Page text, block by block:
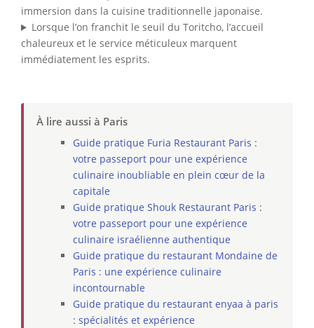
immersion dans la cuisine traditionnelle japonaise.
Lorsque l’on franchit le seuil du Toritcho, l’accueil
chaleureux et le service méticuleux marquent
immédiatement les esprits.
À lire aussi à Paris
Guide pratique Furia Restaurant Paris :
votre passeport pour une expérience
culinaire inoubliable en plein cœur de la
capitale
Guide pratique Shouk Restaurant Paris :
votre passeport pour une expérience
culinaire israélienne authentique
Guide pratique du restaurant Mondaine de
Paris : une expérience culinaire
incontournable
Guide pratique du restaurant enyaa à paris
: spécialités et expérience